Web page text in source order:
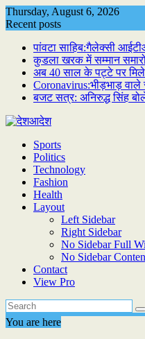
Skip
to
Thursday, August 6, 2026
Recent posts
पांवटा साहिब:गैलेक्सी
कुडला खरक में सम्मान
अब 40 साल के पट्टे पर
Coronavirus:भीड़भाड़
बजट सत्र: अनिरुद्ध सिंह
Sports
Politics
Technology
Fashion
Health
Layout
Left Sidebar
Right Sidebar
No Sidebar Full
No Sidebar
Contact
View Pro
You are here